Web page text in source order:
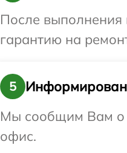
После выполнения
гарантию на
5
Мы сообщим Вам о
офис.